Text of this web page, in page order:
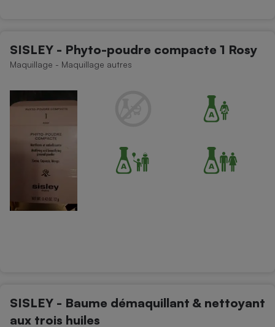
SISLEY - Phyto-poudre compacte 1 Rosy
Maquillage - Maquillage autres
SISLEY - Baume démaquillant & nettoyant
aux trois huiles